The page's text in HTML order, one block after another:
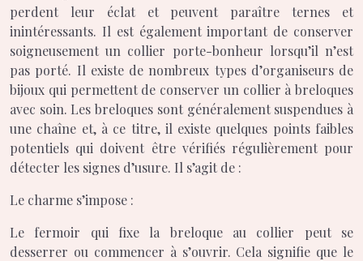
perdent leur éclat et peuvent paraître ternes et
inintéressants. Il est également important de conserver
soigneusement un collier porte-bonheur lorsqu’il n’est
pas porté. Il existe de nombreux types d’organiseurs de
bijoux qui permettent de conserver un collier à breloques
avec soin. Les breloques sont généralement suspendues à
une chaîne et, à ce titre, il existe quelques points faibles
potentiels qui doivent être vérifiés régulièrement pour
détecter les signes d’usure. Il s’agit de :
Le charme s’impose :
Le fermoir qui fixe la breloque au collier peut se
desserrer ou commencer à s’ouvrir. Cela signifie que le